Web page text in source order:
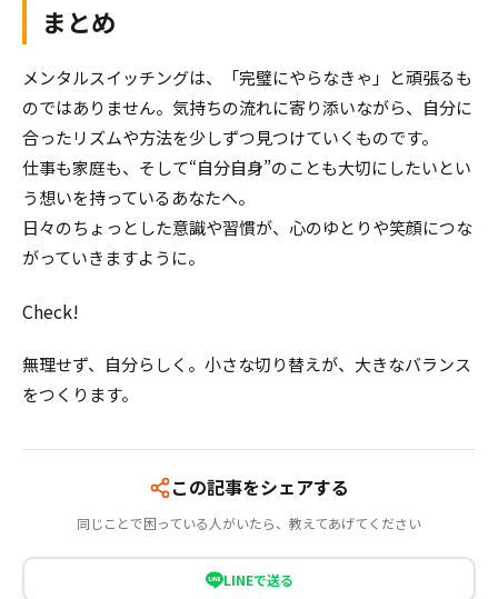
まとめ
メンタルスイッチングは、「完璧にやらなきゃ」と頑張るも
のではありません。気持ちの流れに寄り添いながら、自分に
合ったリズムや方法を少しずつ見つけていくものです。
仕事も家庭も、そして“自分自身”のことも大切にしたいとい
う想いを持っているあなたへ。
日々のちょっとした意識や習慣が、心のゆとりや笑顔につな
がっていきますように。
Check!
無理せず、自分らしく。小さな切り替えが、大きなバランス
をつくります。
この記事をシェアする
同じことで困っている人がいたら、教えてあげてください
LINEで送る